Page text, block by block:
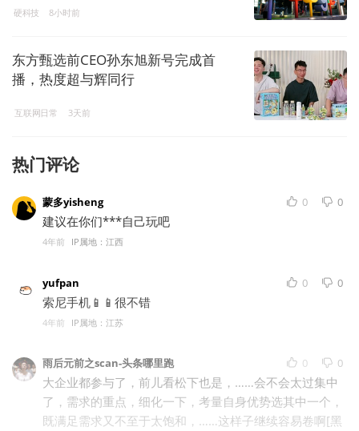
硬科技 8小时前
东方甄选前CEO孙东旭新号完成首
播，热度超与辉同行
互联网日常 3天前
热门评论
蒙多yisheng 0 0
建议在你们***自己玩吧
4年前 IP属地：江西
yufpan 0 0
索尼手机📱📱很不错
4年前 IP属地：江苏
雨后元前之scan-头条哪里跑 0 0
大企业都参与了，前儿看松下也是，……会不会太过集中
了，需求的重点，细化一下，考量自身优势选其中一个，
既满足需求又不至于太饱和，……这样子继续容易卷啊[黑